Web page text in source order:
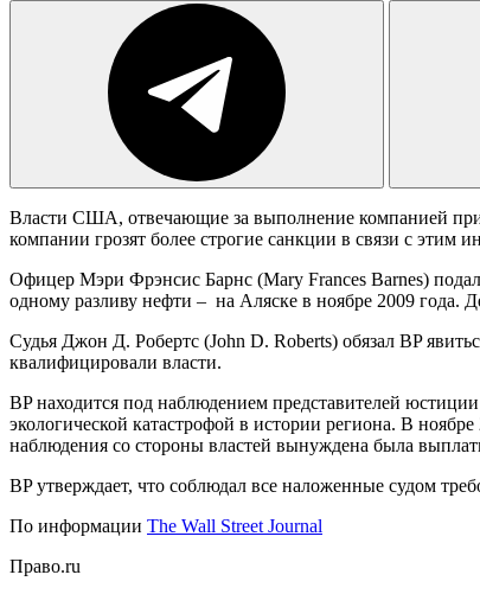
Власти США, отвечающие за выполнение компанией
компании грозят более строгие санкции в связи с этим
Офицер Мэри Фрэнсис Барнс (Mary Frances Barnes)
одному разливу нефти – на Аляске в ноябре 2009 года.
Судья Джон Д. Робертс (John D. Roberts) обязал BP
квалифицировали власти.
BP находится под наблюдением представителей
экологической катастрофой в истории региона. В
наблюдения со стороны властей вынуждена была
BP утверждает, что соблюдал все наложенные судом
По информации The Wall Street Journal
Право.ru